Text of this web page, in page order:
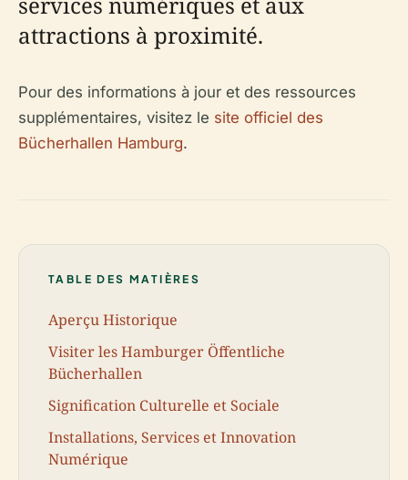
attractions à proximité.
Pour des informations à jour et des ressources
supplémentaires, visitez le site officiel des
Bücherhallen Hamburg.
TABLE DES MATIÈRES
Aperçu Historique
Visiter les Hamburger Öffentliche
Bücherhallen
Signification Culturelle et Sociale
Installations, Services et Innovation
Numérique